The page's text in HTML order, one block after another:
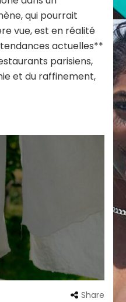
qui pourrait
vue, est en réalité
actuelles**
parisiens,
et du raffinement,
Share